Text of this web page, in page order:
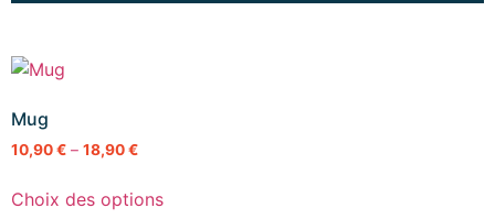
Mug
10,90€ – 18,90€
Choix des options